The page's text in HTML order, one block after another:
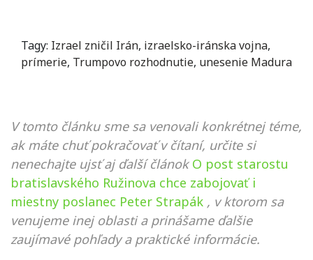
Tagy: Izrael zničil Irán, izraelsko-iránska vojna,
prímerie, Trumpovo rozhodnutie, unesenie Madura
V tomto článku sme sa venovali konkrétnej téme,
ak máte chuť pokračovať v čítaní, určite si
nenechajte ujsť aj ďalší článok O post starostu
bratislavského Ružinova chce zabojovať i
miestny poslanec Peter Strapák , v ktorom sa
venujeme inej oblasti a prinášame ďalšie
zaujímavé pohľady a praktické informácie.